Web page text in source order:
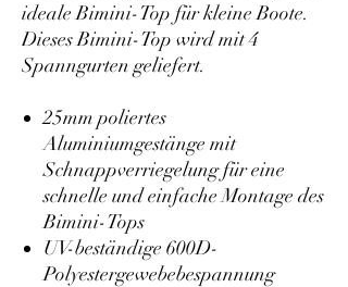
ideale Bimini-Top für kleine Boote.
Dieses Bimini-Top wird mit 4
Spanngurten geliefert.
25mm poliertes
Aluminiumgestänge mit
Schnappverriegelung für eine
schnelle und einfache Montage des
Bimini-Tops
UV-beständige 600D-
Polyestergewebebespannung